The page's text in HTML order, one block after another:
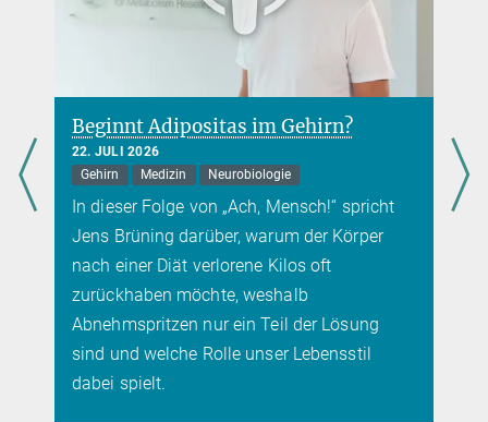
Beginnt Adipositas im Gehirn?
22. JULI 2026
Gehirn
Medizin Neurobiologie
In dieser Folge von „Ach, Mensch!“ spricht
Jens Brüning darüber, warum der Körper
nach einer Diät verlorene Kilos oft
zurückhaben möchte, weshalb
Abnehmspritzen nur ein Teil der Lösung
sind und welche Rolle unser Lebensstil
dabei spielt.